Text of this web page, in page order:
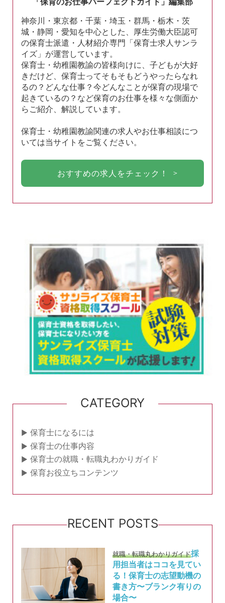
神奈川・東京都・千葉・埼玉・群馬・栃木・茨
城・静岡・愛知を中心とした、厚生労働大臣認可
の保育士派遣・人材紹介専門「保育士求人サンラ
イズ」が運営しています。
保育士・幼稚園教諭の皆様向けに、子どもが大好
きだけど、保育士ってそもそもどうやったらなれ
るの？どんな仕事？今どんなことが保育の現場で
起きているの？など保育のお仕事を様々な側面か
らご紹介、解説しています。
保育士・幼稚園教諭関連の求人やお仕事相談につ
いては当サイトをご覧ください。
おすすめの求人をチェック！
CATEGORY
保育士になるには
保育士の仕事内容
保育士の就職・転職丸わかりガイド
保育お役立ちコンテンツ
RECENT POSTS
就職・転職丸わかりガイド採
用担当者はココを見てい
る！保育士の志望動機の
書き方〜ブランク有りの
場合〜